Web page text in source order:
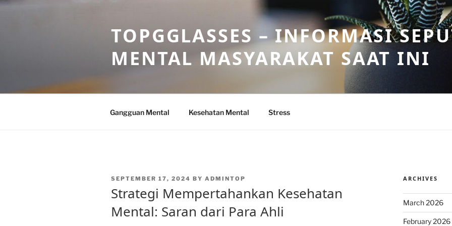
Skip
TOPGGLASSES – INFORMASI
MENTAL MASYARAKAT SAAT INI
Gangguan Mental Kesehatan Mental Stress
POSTED
SEPTEMBER 17, 2024 BY ADMINTOP
Strategi Mempertahankan Kesehatan
Mental: Saran dari Para Ahli
ARCHIVES
March 2026
February 2026